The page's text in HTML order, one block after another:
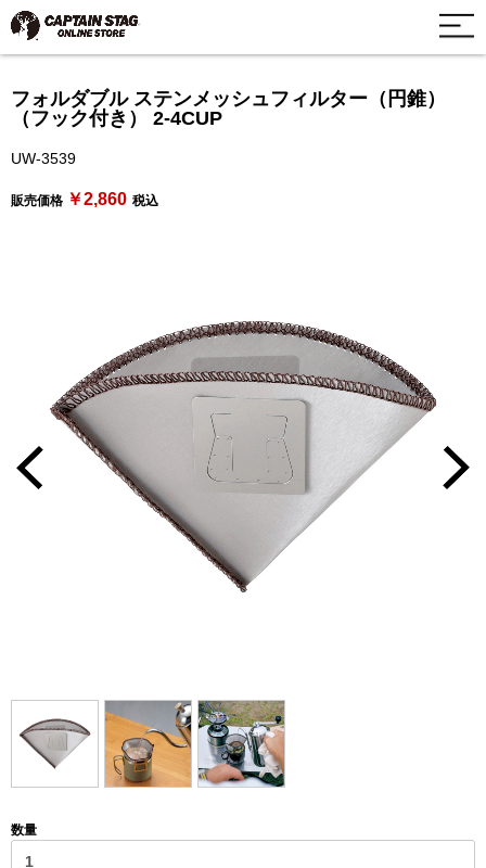
フォルダブル ステンメッシュフィルター（円錐）
（フック付き） 2-4CUP
UW-3539
販売価格 ￥2,860 税込
数量